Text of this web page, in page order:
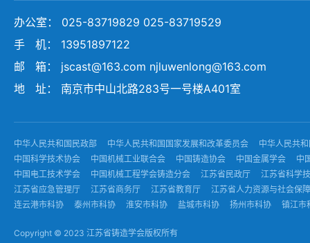
办公室： 025-83719829 025-83719529
手 机： 13951897122
邮 箱： jscast@163.com njluwenlong@163.com
地 址： 南京市中山北路283号一号楼A401室
中华人民共和国民政部 中华人民共和国国家发展和改革委员会
中华人民共
中国科学技术协会
中国机械工业联合会 中国铸造协会 中国金属学会
中
中国电工技术学会
中国机械工程学会铸造分会 江苏省民政厅
江苏省科学
江苏省应急管理厅
江苏省商务厅 江苏省教育厅
江苏省人力资源与社会保
连云港市科协
泰州市科协 淮安市科协 盐城市科协 扬州市科协 镇江市
Copyright © 2023 江苏省铸造学会版权所有